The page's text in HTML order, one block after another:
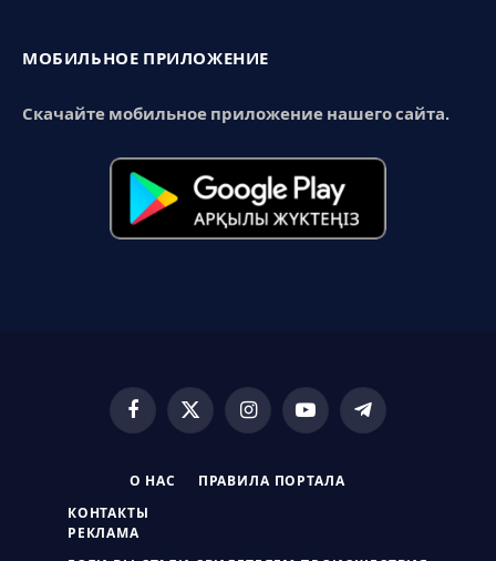
МОБИЛЬНОЕ ПРИЛОЖЕНИЕ
Скачайте мобильное приложение нашего сайта.
Facebook
X
InstagramYouTubeTelegram
О НАС ПРАВИЛА ПОРТАЛА
КОНТАКТЫ
РЕКЛАМА